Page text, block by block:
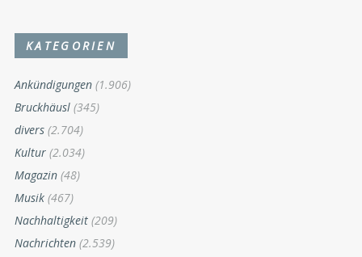
KATEGORIEN
Ankündigungen (1.906)
Bruckhäusl (345)
divers (2.704)
Kultur (2.034)
Magazin (48)
Musik (467)
Nachhaltigkeit (209)
Nachrichten (2.539)